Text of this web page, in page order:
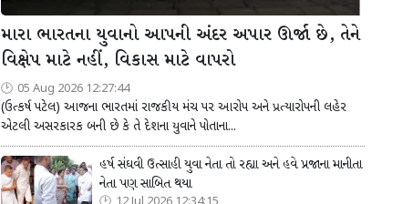
મારા ભારતના યુવાનો આપની અંદર અપાર ઊર્જા છે, તેને
વિક્ષેપ માટે નહીં, વિકાસ માટે વાપરો
05 Aug 2026 12:27:44
(ઉત્કર્ષ પટેલ) આજના ભારતમાં રાજકીય મંચ પર આરોપ અને પ્રત્યારોપની લહેર
એટલી અસરકારક બની છે કે તે દેશના યુવાને પોતાના...
હર્ષ સંઘવી ઉત્સાહી યુવા નેતા તો રહ્યા અને હવે પ્રજાના માનીતા
નેતા પણ સાબિત થયા